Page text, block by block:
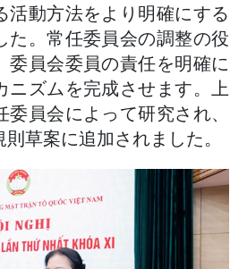
活動方法をより明確にする
た。常任委員会の調整の役
委員会委員の責任を明確に
ニズムを完成させます。上
員会によって研究され、
草案に追加されました。